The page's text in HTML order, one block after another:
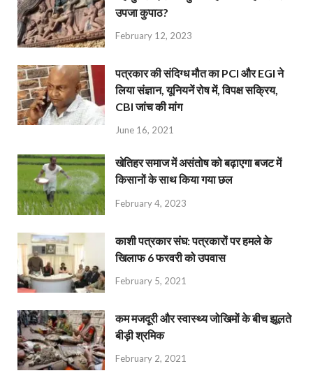
उपजा कुपाठ?
February 12, 2023
पत्रकार की संदिग्ध मौत का PCI और EGI ने
लिया संज्ञान, यूनियनें रोष में, विपक्ष सक्रिय,
CBI जांच की मांग
June 16, 2021
खेतिहर समाज में असंतोष को बढ़ाएगा बजट में
किसानों के साथ किया गया छल
February 4, 2023
काशी पत्रकार संघ: पत्रकारों पर हमले के
खिलाफ 6 फरवरी को उपवास
February 5, 2021
कम मजदूरी और स्वास्थ्य जोखिमों के बीच झूलते
बीड़ी श्रमिक
February 2, 2021